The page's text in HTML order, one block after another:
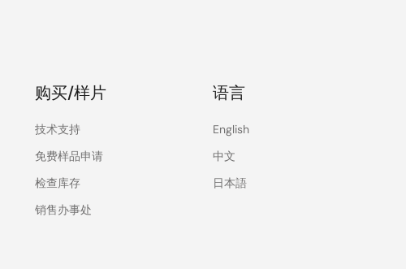
购买/样片
技术支持
免费样品申请
检查库存
销售办事处
语言
English
中文
日本語